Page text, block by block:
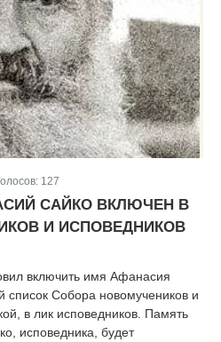
127
САЙКО ВКЛЮЧЕН В
И ИСПОВЕДНИКОВ
включить имя Афанасия
Собора новомучеников и
в лик исповедников. Память
исповедника, будет